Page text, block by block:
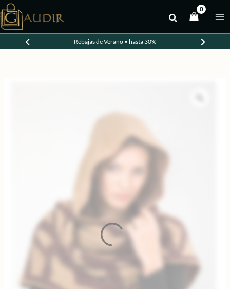
al
contenido
Rebajas de Verano • hasta 30%
-20%